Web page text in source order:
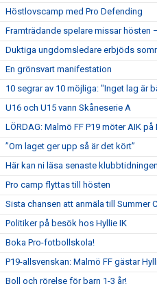
Höstlovscamp med Pro Defending
Framträdande spelare missar hösten
Duktiga ungdomsledare erbjöds
En grönsvart manifestation
10 segrar av 10 möjliga: "Inget lag är
U16 och U15 vann Skåneserie A
LÖRDAG: Malmö FF P19 möter AIK på
”Om laget ger upp så är det kört”
Här kan ni läsa senaste
Pro camp flyttas till hösten
Sista chansen att anmäla till Summer
Politiker på besök hos Hyllie IK
Boka Pro-fotbollskola!
P19-allsvenskan: Malmö FF gästar
Boll och rörelse för barn 1-3 år!